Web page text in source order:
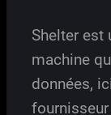
Shelter est
machine
données,
fournisseur